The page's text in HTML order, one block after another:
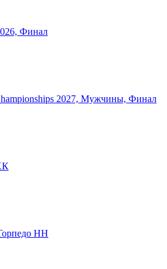
Финал
2027, Мужчины, Финал
НН